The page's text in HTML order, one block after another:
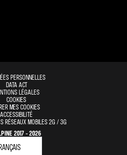
PERSONNELLES
DATA ACT
LÉGALES
COOKIES
MES COOKIES
ACCESSIBILITÉ
RÉSEAUX MOBILES 2G / 3G
2017 - 2026